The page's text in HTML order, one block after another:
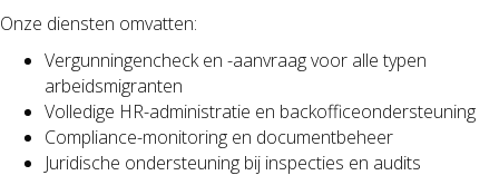
Onze diensten omvatten:
Vergunningencheck en -aanvraag voor alle typen
arbeidsmigranten
Volledige HR-administratie en backofficeondersteuning
Compliance-monitoring en documentbeheer
Juridische ondersteuning bij inspecties en audits